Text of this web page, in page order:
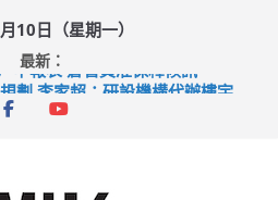
10日（星期一）
最新：
申報表 倉管員准保釋候訊